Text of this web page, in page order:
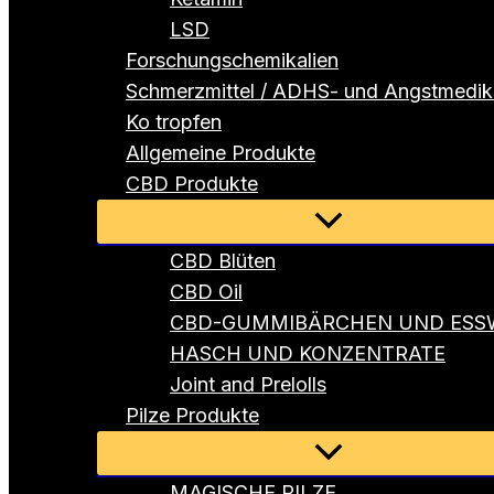
LSD
Forschungschemikalien
Schmerzmittel / ADHS- und
Ko tropfen
Allgemeine Produkte
CBD Produkte
Menü
umschalten
CBD Blüten
CBD Oil
CBD-GUMMIBÄRCHEN UND
HASCH UND KONZENTRATE
Joint and Prelolls
Pilze Produkte
Menü
umschalten